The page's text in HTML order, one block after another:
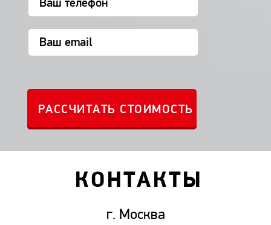
КОНТАКТЫ
г. Москва